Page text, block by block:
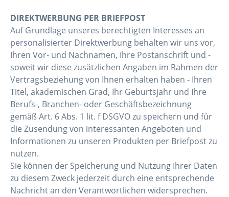
DIREKTWERBUNG PER BRIEFPOST
Auf Grundlage unseres berechtigten Interesses an
personalisierter Direktwerbung behalten wir uns vor,
Ihren Vor- und Nachnamen, Ihre Postanschrift und -
soweit wir diese zusätzlichen Angaben im Rahmen der
Vertragsbeziehung von Ihnen erhalten haben - Ihren
Titel, akademischen Grad, Ihr Geburtsjahr und Ihre
Berufs-, Branchen- oder Geschäftsbezeichnung
gemäß Art. 6 Abs. 1 lit. f DSGVO zu speichern und für
die Zusendung von interessanten Angeboten und
Informationen zu unseren Produkten per Briefpost zu
nutzen.
Sie können der Speicherung und Nutzung Ihrer Daten
zu diesem Zweck jederzeit durch eine entsprechende
Nachricht an den Verantwortlichen widersprechen.